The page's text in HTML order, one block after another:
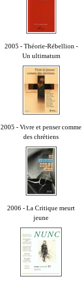
2005 - Théorie-Rébellion -
Un ultimatum
2005 - Vivre et penser comme
des chrétiens
2006 - La Critique meurt
jeune